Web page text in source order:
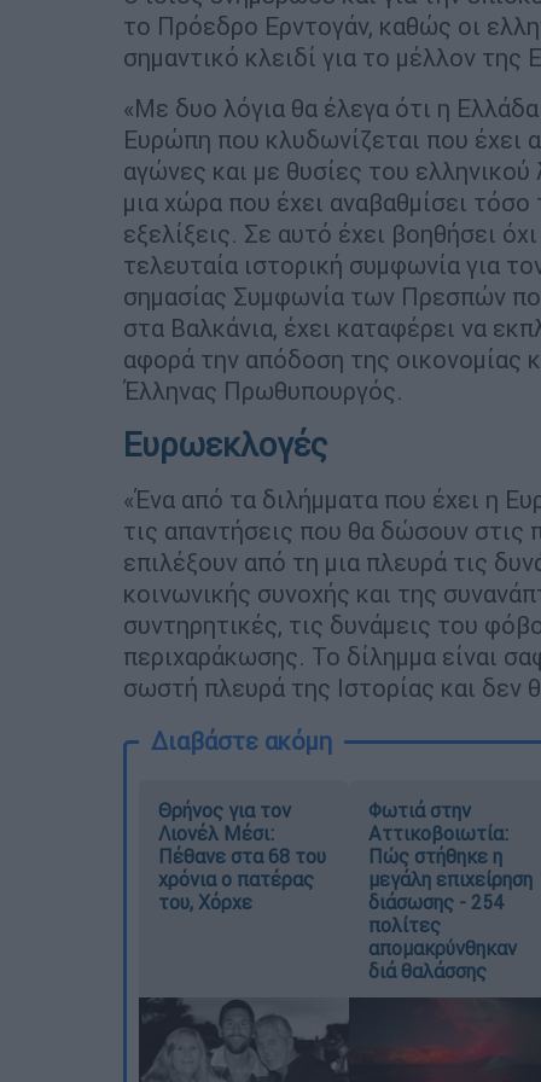
το Πρόεδρο Ερντογάν, καθώς οι
σημαντικό κλειδί για το μέλλον της
«Με δυο λόγια θα έλεγα ότι η
Ευρώπη που κλυδωνίζεται που έχει
αγώνες και με θυσίες του ελληνικού
μια χώρα που έχει αναβαθμίσει
εξελίξεις. Σε αυτό έχει βοηθήσει
τελευταία ιστορική συμφωνία για
σημασίας Συμφωνία των Πρεσπών
στα Βαλκάνια, έχει καταφέρει να
αφορά την απόδοση της οικονομίας
Έλληνας Πρωθυπουργός.
Ευρωεκλογές
«Ένα από τα διλήμματα που έχει η
τις απαντήσεις που θα δώσουν
επιλέξουν από τη μια πλευρά τις
κοινωνικής συνοχής και της
συντηρητικές, τις δυνάμεις του
περιχαράκωσης. Το δίλημμα είναι
σωστή πλευρά της Ιστορίας και δεν
Διαβάστε ακόμη
Θρήνος για τον
Λιονέλ Μέσι:
Πέθανε στα 68 του
χρόνια ο πατέρας
του, Χόρχε
Φωτιά στην
Αττικοβοιωτία:
Πώς στήθηκε η
μεγάλη επιχείρηση
διάσωσης - 254
πολίτες
απομακρύνθηκαν
διά θαλάσσης